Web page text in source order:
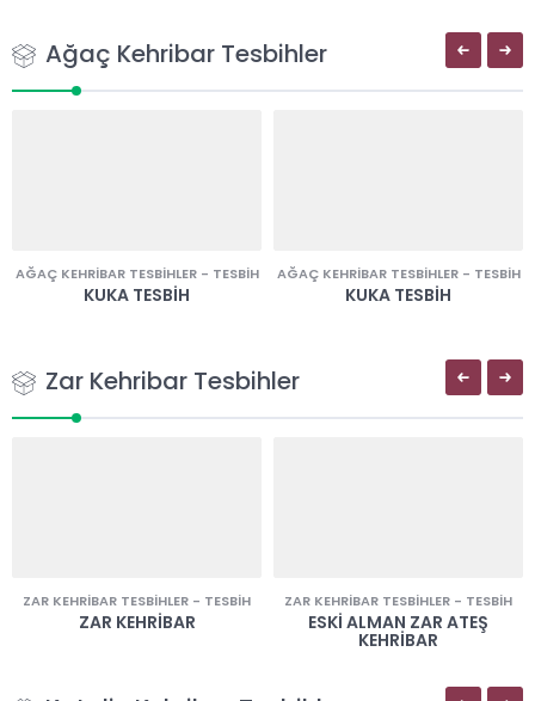
Ağaç Kehribar Tesbihler
AĞAÇ KEHRIBAR TESBIHLER- TESBIH
KUKA TESBIH
AĞAÇ KEHRIBAR TESBIHLER- TESBIH
KUKA TESBIH
Zar Kehribar Tesbihler
ZAR KEHRIBAR TESBIHLER - TESBIH
ZAR KEHRIBAR
ZAR KEHRIBAR TESBIHLER - TESBIH
ESKI ALMAN ZAR ATEŞ
KEHRIBAR